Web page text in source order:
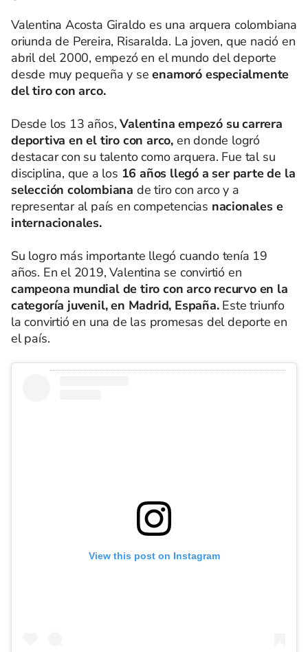
Valentina Acosta Giraldo es una arquera colombiana
oriunda de Pereira, Risaralda. La joven, que nació en
abril del 2000, empezó en el mundo del deporte
desde muy pequeña y seenamoró especialmente
del tiro con arco.
Desde los 13 años,Valentina empezó su carrera
deportiva en el tiro con arco, en donde logró
destacar con su talento como arquera. Fue tal su
disciplina, que a los 16 años llegó a ser parte de la
selección colombiana de tiro con arco y a
representar al país en competencias nacionales e
internacionales.
Su logro más importante llegó cuando tenía 19
años. En el 2019, Valentina se convirtió en
campeona mundial de tiro con arco recurvo en la
categoría juvenil, en Madrid, España.Este triunfo
la convirtió en una de las promesas del deporte en
el país.
View this post on Instagram